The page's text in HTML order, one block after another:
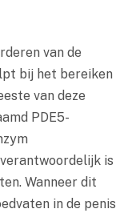
van de
bij het bereiken
van deze
PDE5-
is
Wanneer dit
in de penis